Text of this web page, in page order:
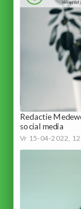
Redactie
social media
Vr 15-04-2022,